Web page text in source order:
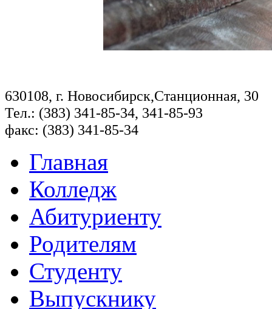
630108, г. Новосибирск,Станционная, 30
Тел.: (383) 341-85-34, 341-85-93
факс: (383) 341-85-34
Главная
Колледж
Абитуриенту
Родителям
Студенту
Выпускнику